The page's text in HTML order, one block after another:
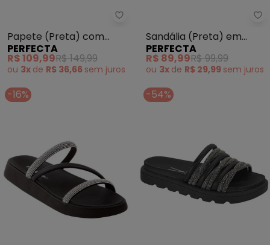
Perfecta - Papete (Preta) com
Papete (Preta) com
Strass
PERFECTA
R$ 109,99R$ 149,99
ou 3x de R$ 36,66 sem juros
Sandália (Preta) em
Sintético
PERFECTA
R$ 89,99R$ 99,99
ou 3x de R$ 29,99 sem juros
-16% -54%